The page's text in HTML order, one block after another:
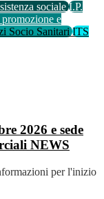
socialeI.P.
promozione e
Socio SanitariITS
2026 e sede
NEWS
per l'inizio